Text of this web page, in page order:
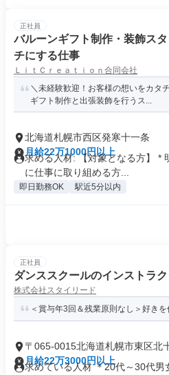
正社員
バルーンギフト制作・装飾ス
チにする仕事
ＬｉｔＣｒｅａｔｉｏｎ合同会社
＼未経験歓迎！お客様の想いをカタ
ギフト制作と出張装飾を行うス...
北海道札幌市西区発寒十一条
月給22万1000円以上
求める人材: 【対象となる方】 *
に仕事に取り組める方...
即日勤務OK 駅近5分以内
正社員
ダンススクールのインストラ
株式会社スタイリード
＜賞与年3回＆残業原則なし＞好き
〒065-0015北海道札幌市東区北
月給22万3000円以上
求めている人材 ＊20代～30代男